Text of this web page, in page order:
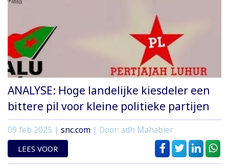
ANALYSE: Hoge landelijke kiesdeler een
bittere pil voor kleine politieke partijen
09 feb 2025 | snc.com | Door: adh Mahabier
LEES VOOR